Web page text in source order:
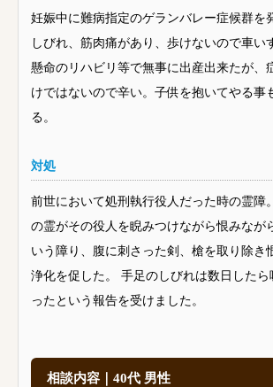
妊娠中に難病指定のゲランバレー症候群を
しびれ、筋肉痛があり、歩けないので車い
懸命のリハビリ等で無事に出産出来たが、
けではないので辛い。子供を抱いてやる事
る。
対処
前世において処刑執行役人だった時の霊障
の霊がその役人を睨みつけながら恨みなが
いう障り、腹に刺さった剣、槍を取り除き
浄化を促した。 手足のしびれは数日したら
ったという報告を受けました。
相談内容｜40代 男性